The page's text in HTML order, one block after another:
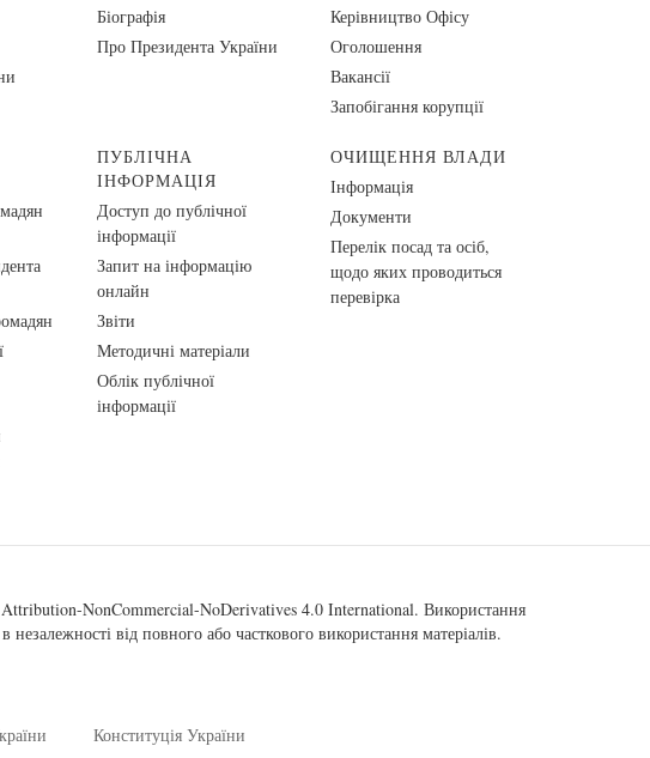
Біографія
Про Президента України
Керівництво Офісу
Оголошення
Вакансії
Запобігання корупції
ПУБЛІЧНА
ІНФОРМАЦІЯ
Доступ до публічної
інформації
Запит на інформацію
онлайн
Звіти
Методичні матеріали
Облік публічної
інформації
ОЧИЩЕННЯ ВЛАДИ
Інформація
Документи
Перелік посад та осіб,
щодо яких проводиться
перевірка
NonCommercial-NoDerivatives 4.0 International. Використання
в незалежності від повного або часткового використання матеріалів.
Конституція України